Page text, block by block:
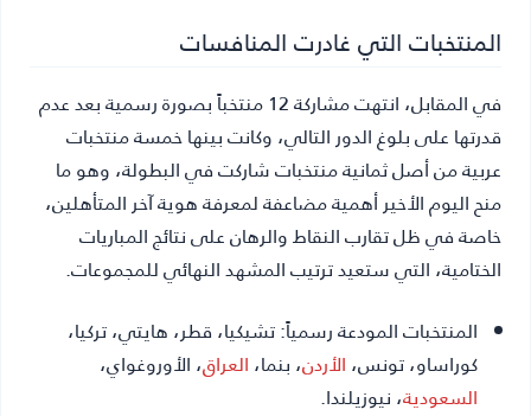
المنتخبات التي غادرت المنافسات
في المقابل، انتهت مشاركة 12 منتخباً بصورة رسمية بعد عدم
قدرتها على بلوغ الدور التالي، وكانت بينها خمسة منتخبات
عربية من أصل ثمانية منتخبات شاركت في البطولة، وهو ما
منح اليوم الأخير أهمية مضاعفة لمعرفة هوية آخر المتأهلين،
خاصة في ظل تقارب النقاط والرهان على نتائج المباريات
الختامية، التي ستعيد ترتيب المشهد النهائي للمجموعات.
المنتخبات المودعة رسمياً:تشيكيا، قطر، هايتي، تركيا،
كوراساو، تونس،الأردن، بنما،العراق، الأوروغواي،
السعودية، نيوزيلندا.